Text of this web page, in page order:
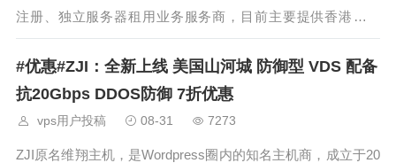
注册、独立服务器租用业务服务商，目前主要提供香港、日
本、美国独立服务器（自营/数据中心直营）租用，及VDS、虚
拟主机空间、域名注
#优惠#ZJI：全新上线 美国山河城 防御型 VDS 配备
抗20Gbps DDOS防御 7折优惠
vps用户投稿 08-31 7273
ZJI原名维翔主机，是Wordpress圈内的知名主机商，成立于20